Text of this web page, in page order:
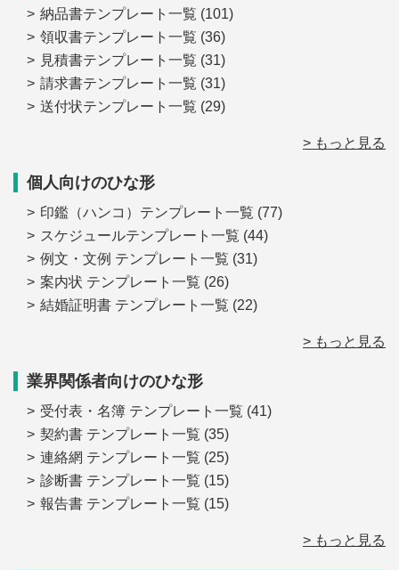
納品書テンプレート一覧 (101)
領収書テンプレート一覧 (36)
見積書テンプレート一覧 (31)
請求書テンプレート一覧 (31)
送付状テンプレート一覧 (29)
> もっと見る
個人向けのひな形
印鑑（ハンコ）テンプレート一覧 (77)
スケジュールテンプレート一覧 (44)
例文・文例 テンプレート一覧 (31)
案内状 テンプレート一覧 (26)
結婚証明書 テンプレート一覧 (22)
> もっと見る
業界関係者向けのひな形
受付表・名簿 テンプレート一覧 (41)
契約書 テンプレート一覧 (35)
連絡網 テンプレート一覧 (25)
診断書 テンプレート一覧 (15)
報告書 テンプレート一覧 (15)
> もっと見る